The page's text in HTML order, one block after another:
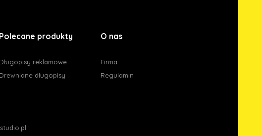
Polecane produkty
Długopisy reklamowe
Drewniane długopisy
O nas
Firma
Regulamin